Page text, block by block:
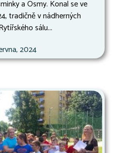
a Osmy. Konal se ve
tradičně v nádherných
sálu...
2024